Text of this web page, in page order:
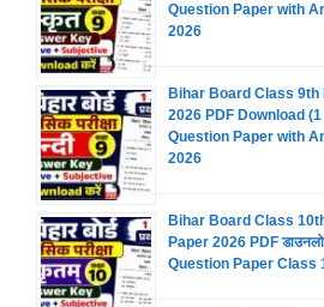
Question Paper with
2026
Bihar Board Class
2026 PDF Download
Question Paper with
2026
Bihar Board Class
Paper 2026 PDF
Question Paper Class